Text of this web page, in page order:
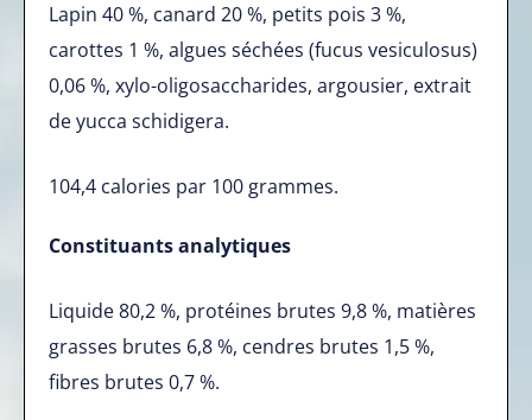
Lapin 40 %, canard 20 %, petits pois 3 %,
carottes 1 %, algues séchées (fucus vesiculosus)
0,06 %, xylo-oligosaccharides, argousier, extrait
de yucca schidigera.
104,4 calories par 100 grammes.
Constituants analytiques
Liquide 80,2 %, protéines brutes 9,8 %, matières
grasses brutes 6,8 %, cendres brutes 1,5 %,
fibres brutes 0,7 %.